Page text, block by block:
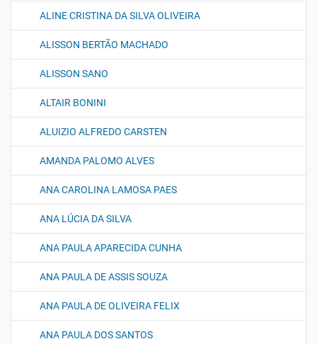
ALINE CRISTINA DA SILVA OLIVEIRA
ALISSON BERTÃO MACHADO
ALISSON SANO
ALTAIR BONINI
ALUIZIO ALFREDO CARSTEN
AMANDA PALOMO ALVES
ANA CAROLINA LAMOSA PAES
ANA LÚCIA DA SILVA
ANA PAULA APARECIDA CUNHA
ANA PAULA DE ASSIS SOUZA
ANA PAULA DE OLIVEIRA FELIX
ANA PAULA DOS SANTOS